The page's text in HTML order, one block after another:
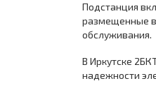
Подстанция
размещенные в
обслуживания.
В Иркутске
надежности